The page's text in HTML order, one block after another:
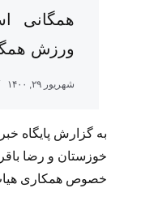
همگانی
ورزش
شهریور ۲۹, ۱۴۰۰
به گزارش پایگاه
خوزستان و رضا
خصوص همکاری هیات